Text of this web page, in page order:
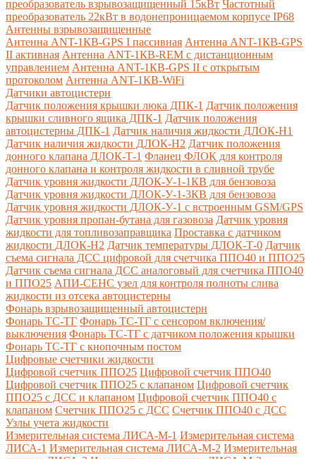
преобразователь взрывозащищенный 15кВт Частотный
преобразователь 22кВт в водонепроницаемом корпусе IP68
Антенны взрывозащищенные
Антенна ANT-1КВ-GPS I пассивная Антенна ANT-1КВ-GPS
II активная Антенна ANT-1КВ-REM c дистанционным
управлением Антенна ANT-1КВ-GPS II с открытым
протоколом Антенна ANT-1КВ-WiFi
Датчики автоцистерн
Датчик положения крышки люка ДПК-1 Датчик положения
крышки сливного ящика ДПК-1 Датчик положения
автоцистерны ДПК-1 Датчик наличия жидкости ДЛОК-Н1
Датчик наличия жидкости ДЛОК-Н2 Датчик положения
донного клапана ДЛОК-Т-1 Фланец ФЛОК для контроля
донного клапана и контроля жидкости в сливной трубе
Датчик уровня жидкости ДЛОК-У-1-1КВ для бензовоза
Датчик уровня жидкости ДЛОК-У-1-3КВ для бензовоза
Датчик уровня жидкости ДЛОК-У-1 с встроенным GSM/GPS
Датчик уровня пропан-бутана для газовоза Датчик уровня
жидкости для топливозаправщика Проставка с датчиком
жидкости ДЛОК-Н2 Датчик температуры ДЛОК-Т-0 Датчик
съема сигнала ДСС цифровой для счетчика ППО40 и ППО25
Датчик съема сигнала ДСС аналоговый для счетчика ППО40
и ППО25 АПИ-СЕНС узел для контроля полноты слива
жидкости из отсека автоцистерны
Фонарь взрывозащищенный автоцистерн
Фонарь ТС-ТГ Фонарь ТС-ТГ с сенсором включения/
выключения Фонарь ТС-ТГ с датчиком положения крышки
Фонарь ТС-ТГ с кнопочным постом
Цифровые счетчики жидкости
Цифровой счетчик ППО25 Цифровой счетчик ППО40
Цифровой счетчик ППО25 с клапаном Цифровой счетчик
ППО25 с ДСС и клапаном Цифровой счетчик ППО40 с
клапаном Счетчик ППО25 с ДСС Счетчик ППО40 с ДСС
Узлы учета жидкости
Измерительная система ЛИСА-М-1 Измерительная система
ЛИСА-1 Измерительная система ЛИСА-М-2 Измерительная